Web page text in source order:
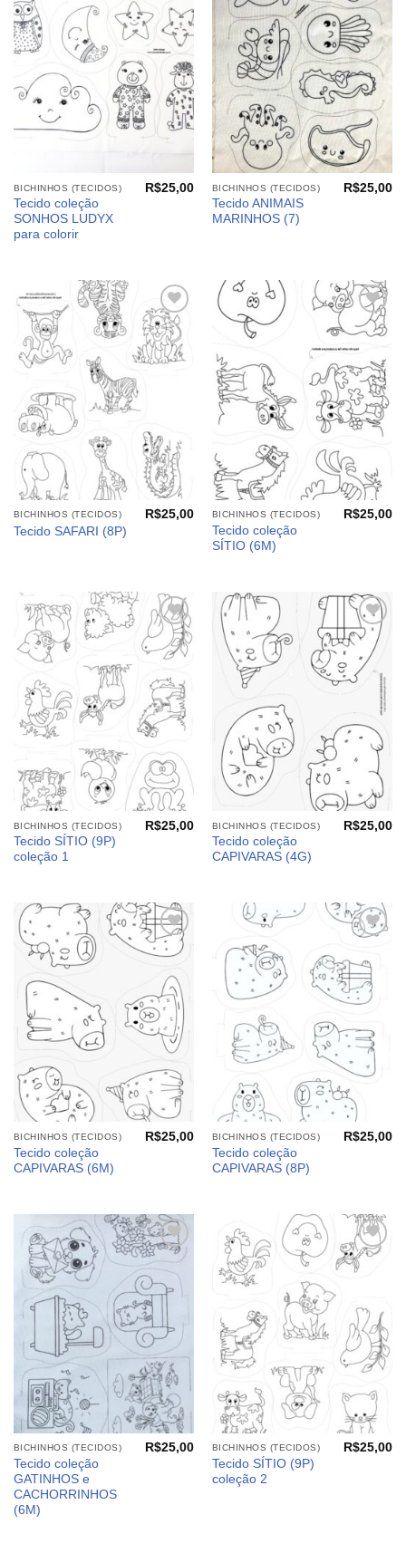
aos
meus
desejos
BICHINHOS (TECIDOS)
Tecido coleção
SONHOS LUDYX
para colorir
R$25,00
aos
meus
desejos
BICHINHOS (TECIDOS)
Tecido ANIMAIS
MARINHOS (7)
R$25,00
Adicionar
aos
meus
desejos
BICHINHOS (TECIDOS)
Tecido SAFARI (8P)
R$25,00
Adicionar
aos
meus
desejos
BICHINHOS (TECIDOS)
Tecido coleção
SÍTIO (6M)
R$25,00
Adicionar
aos
meus
desejos
BICHINHOS (TECIDOS)
Tecido SÍTIO (9P)
coleção 1
R$25,00
Adicionar
meus
desejos
BICHINHOS (TECIDOS)
Tecido coleção
CAPIVARAS (4G)
R$25,00
Adicionar
meus
desejos
BICHINHOS (TECIDOS)
Tecido coleção
CAPIVARAS (6M)
R$25,00
aos
meus
desejos
BICHINHOS (TECIDOS)
Tecido coleção
CAPIVARAS (8P)
R$25,00
Adicionar
aos
meus
desejos
BICHINHOS (TECIDOS)
Tecido coleção
GATINHOS e
CACHORRINHOS
(6M)
R$25,00
Adicionar
aos
BICHINHOS (TECIDOS)
Tecido SÍTIO (9P)
coleção 2
R$25,00